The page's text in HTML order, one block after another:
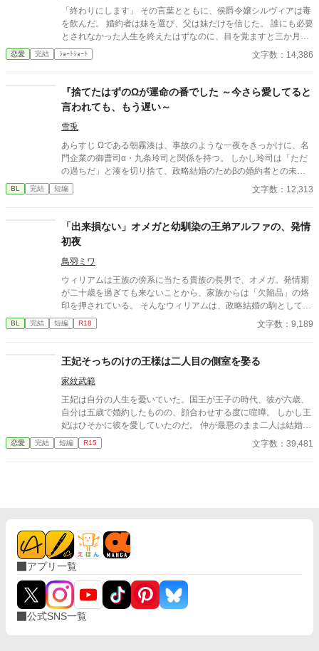
た。ありがとうございます！ 11/28番外編2本と、終話『なべて世
は事もなし』に挿絵をいただいております！ ありがとうござい
ます！
「終わりにします」 その言葉とともに、侯爵令嬢シルヴィアは毒
を飲んだ。 婚約者は妹を選び、父は妹だけを信じた。 誰にも必要
とされなかった人生を終えたはずなのに、目を覚ますと三か月前
へと時間は巻き戻っていた。 もう、誰かに愛されるためだけに生
きるのはやめよう。 そう決めた彼女は、静かに運命を書き換えて
めの物語。
恋愛 完結 ｼｮｰﾄｼｮｰﾄ 文字数：14,386
『捨てたはずのΩが運命の番でした ～今さら愛してると
言われても、もう遅い～
雪兎
あらすじ Ωである朝霧湊は、事故のような一夜をきっかけに、名
門企業の御曹司α・九条玲司と関係を持つ。 しかし玲司は「ただ
の過ちだ」と湊を切り捨て、政略結婚のためβの婚約者との未来
を選んだ。 深く傷ついた湊は、彼の前から姿を消す。 数か月後―
―。 湊の身体は、これまで誰も知らなかった希少な『遅咲きΩ』
たと知る。 「戻ってきてくれ」 今さら必死に追いかけてくる玲
司。 だが湊の隣には、自分を支え続けてくれた医師のα・神崎伊
織がいた。 「あなたは俺を捨てたでしょう」 後悔に苦しむα、執
着する第二のα、そして希少Ωを巡る陰謀。 もう二度と傷つきた
くないΩが最後に選ぶ相手とは――。 捨てた側の後悔と執着が加
速する、すれ違いオメガバースBL。
BL 完結 短編 文字数：12,313
「出来損ない」オメガと幼馴染の王弟アルファの、発情
初夜
鳥羽ミワ
ウィリアムは王族の傍系に当たる貴族の長男で、オメガ。発情期
が二十歳を過ぎても来ないことから、家族からは「欠陥品」の烙
印を押されている。 そんなウィリアムは、政略結婚の駒として国
内の有力貴族へ嫁ぐことが決まっていた。しかしその予定が一転
し、幼馴染で王弟であるセドリックとの結婚が決まる。 あれよあ
に、セドリックは優しいキスをして……。 そして迎えた初夜。わ
けもわからず悲しくなって泣くウィリアムを、セドリックはたく
ましい力で抱きしめる。 「お前がずっと、好きだ」 甘い言葉に、
これまで熱を知らなかったウィリアムの身体が潤み、火照りはじ
める。 ※ムーンライトノベルズ、アルファポリス、pixivへ掲載し
ています
BL 完結 短編 R18 文字数：9,189
王妃そっちのけの王様は二人目の側室を娶る
家紋武範
王妃は自分の人生を憂いていた。国王が王子の時代、彼が六歳、
自分は五歳で婚約したものの、顔合わせする度に喧嘩。 しかし王
妃はひそかに彼を愛していたのだ。 仲が最悪のまま二人は結婚
し、結婚生活が始まるが当然国王は王妃の部屋に来ることはな
い。 そればかりか国王は側室を持ち、さらに二人目の側室を王宮
恋愛 完結 短編 R15 文字数：39,481
アプリ一覧
公式SNS一覧